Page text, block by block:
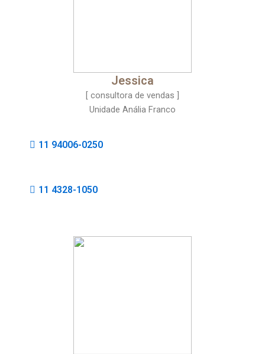
Jessica
[ consultora de vendas ]
Unidade Anália Franco
11 94006-0250
11 4328-1050